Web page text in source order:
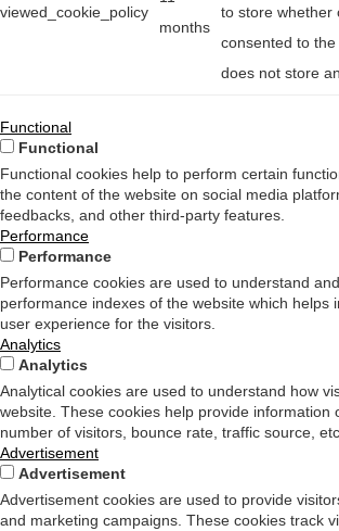
viewed_cookie_policy
months
to store whether
consented to
does not store
Functional
Functional
Functional cookies help to perform certain
the content of the website on social media
feedbacks, and other third-party features.
Performance
Performance
Performance cookies are used to understand
performance indexes of the website which helps
user experience for the visitors.
Analytics
Analytics
Analytical cookies are used to understand how
website. These cookies help provide information
number of visitors, bounce rate, traffic source, etc.
Advertisement
Advertisement
Advertisement cookies are used to provide
and marketing campaigns. These cookies track